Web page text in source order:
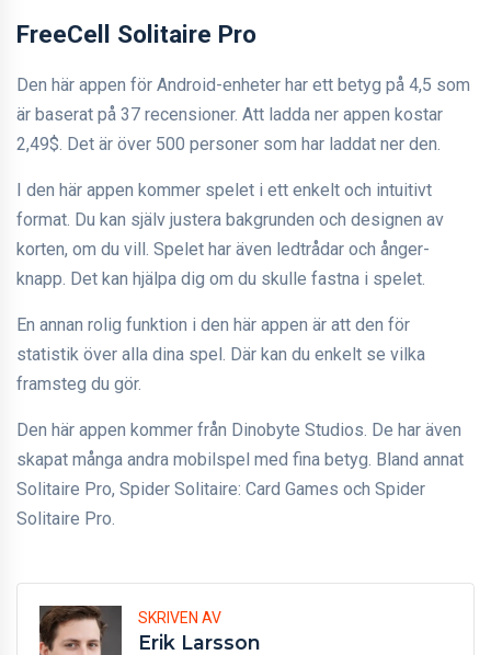
FreeCell Solitaire Pro
Den här appen för Android-enheter har ett betyg på 4,5 som
är baserat på 37 recensioner. Att ladda ner appen kostar
2,49$. Det är över 500 personer som har laddat ner den.
I den här appen kommer spelet i ett enkelt och intuitivt
format. Du kan själv justera bakgrunden och designen av
korten, om du vill. Spelet har även ledtrådar och ånger-
knapp. Det kan hjälpa dig om du skulle fastna i spelet.
En annan rolig funktion i den här appen är att den för
statistik över alla dina spel. Där kan du enkelt se vilka
framsteg du gör.
Den här appen kommer från Dinobyte Studios. De har även
skapat många andra mobilspel med fina betyg. Bland annat
Solitaire Pro, Spider Solitaire: Card Games och Spider
Solitaire Pro.
SKRIVEN AV
Erik Larsson